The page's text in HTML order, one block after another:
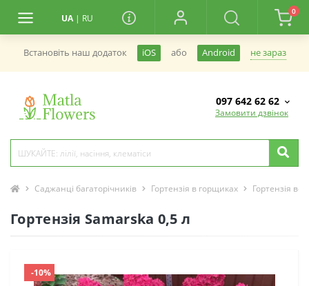
UA | RU
0
Встановiть наш додаток iOS або Android не зараз
097 642 62 62
Замовити дзвінок
Саджанці багаторічників Гортензія в горщиках Гортензія
Гортензія Samarska 0,5 л
-10%